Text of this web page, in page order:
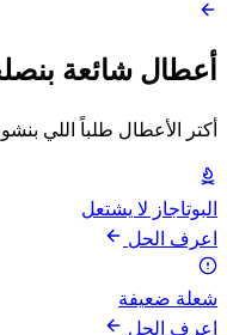
أعطال شائعة
أكتر الأعطال طلباً اللي
البوتاجاز لا يشتعل
اعرف الحل
شعلة ضعيفة
اعرف الحل